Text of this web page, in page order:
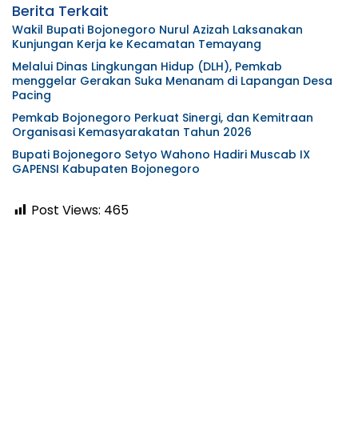
Berita Terkait
Wakil Bupati Bojonegoro Nurul Azizah Laksanakan
Kunjungan Kerja ke Kecamatan Temayang
Melalui Dinas Lingkungan Hidup (DLH), Pemkab
menggelar Gerakan Suka Menanam di Lapangan Desa
Pacing
Pemkab Bojonegoro Perkuat Sinergi, dan Kemitraan
Organisasi Kemasyarakatan Tahun 2026
Bupati Bojonegoro Setyo Wahono Hadiri Muscab IX
GAPENSI Kabupaten Bojonegoro
Post Views: 465